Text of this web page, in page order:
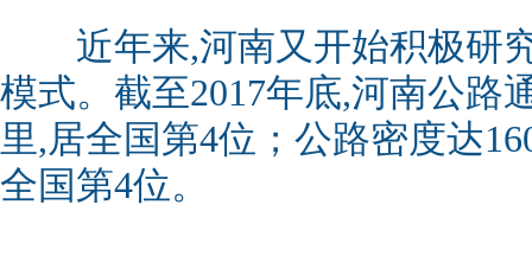
近年来,河南又开始积极研究
模式。截至2017年底,河南公路
里,居全国第4位；公路密度达
全国第4位。